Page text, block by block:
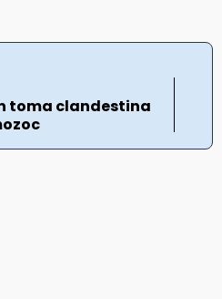
toma clandestina